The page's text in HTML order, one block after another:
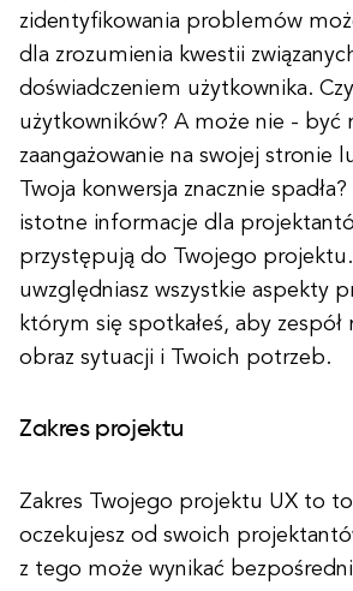
zidentyfikowania problemów
dla zrozumienia kwestii
doświadczeniem użytkownika.
użytkowników? A może nie - być
zaangażowanie na swojej stronie
Twoja konwersja znacznie
istotne informacje dla
przystępują do Twojego
uwzględniasz wszystkie aspekty
którym się spotkałeś, aby zespół
obraz sytuacji i Twoich potrzeb.
Zakres projektu
Zakres Twojego projektu UX to
oczekujesz od swoich
z tego może wynikać